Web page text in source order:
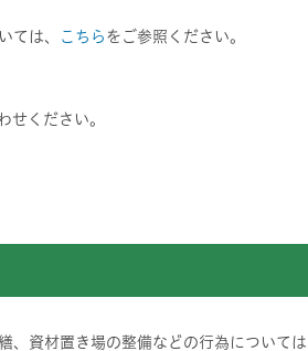
ては、
こちら をご参照ください。
せください。
、資材置き場の整備などの行為について